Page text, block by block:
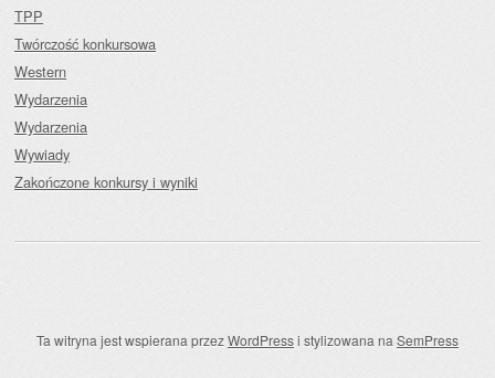
TPP
Twórczość konkursowa
Western
Wydarzenia
Wydarzenia
Wywiady
Zakończone konkursy i wyniki
Ta witryna jest wspierana przezWordPressi stylizowana na SemPress